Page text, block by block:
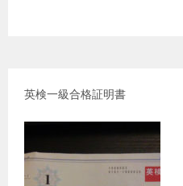
英検一級合格証明書